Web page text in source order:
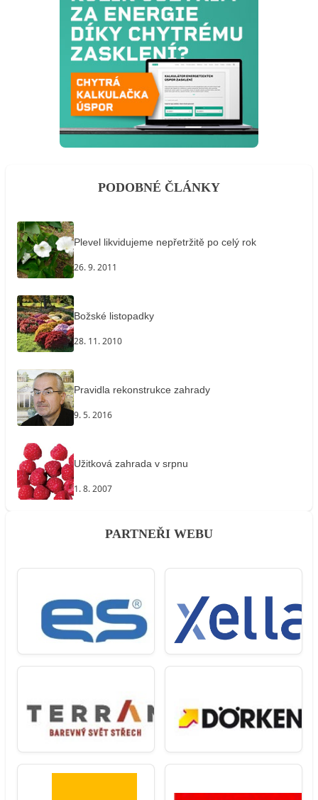
PODOBNÉ ČLÁNKY
Plevel likvidujeme nepřetržitě po celý rok
26. 9. 2011
Božské listopadky
28. 11. 2010
Pravidla rekonstrukce zahrady
9. 5. 2016
Užitková zahrada v srpnu
1. 8. 2007
PARTNEŘI WEBU